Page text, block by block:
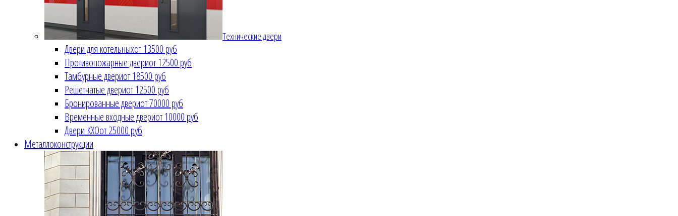
Технические двери
Двери для котельныхот 13500 руб
Противопожарные двериот 12500 руб
Тамбурные двериот 18500 руб
Решетчатые двериот 12500 руб
Бронированные двериот 70000 руб
Временные входные двериот 10000 руб
Двери КХОот 25000 руб
Металлоконструкции